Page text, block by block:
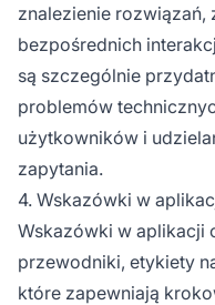
znalezienie
bezpośrednich
są szczególnie
problemów
użytkowników i
zapytania.
4. Wskazówki w
Wskazówki w aplikacji
przewodniki, etykiety
które zapewniają